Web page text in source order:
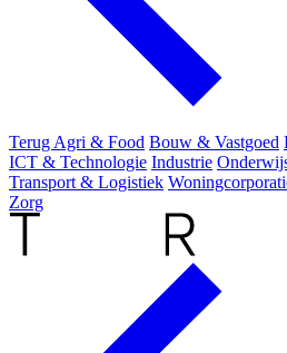
TerugAgri & Food Bouw & Vastgoed
ICT & Technologie Industrie
Transport & Logistiek
Zorg